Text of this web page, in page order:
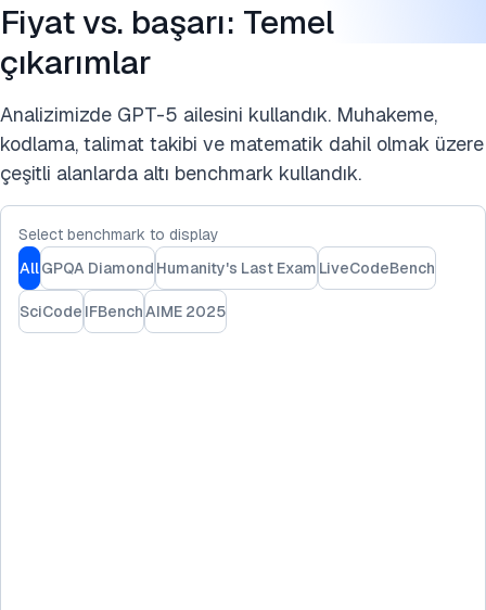
Fiyat vs. başarı: Temel
çıkarımlar
Analizimizde GPT-5 ailesini kullandık. Muhakeme,
kodlama, talimat takibi ve matematik dahil olmak üzere
çeşitli alanlarda altı benchmark kullandık.
Select benchmark to display
AllGPQA Diamond Humanity's Last Exam LiveCodeBench
SciCode IFBenchAIME 2025